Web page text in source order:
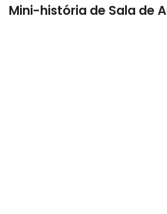
Mini-história de Sala de